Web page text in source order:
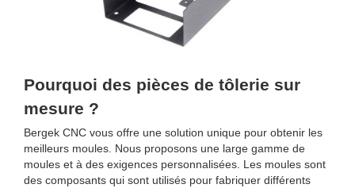
Pourquoi des pièces de tôlerie sur
mesure ?
Bergek CNC vous offre une solution unique pour obtenir les
meilleurs moules. Nous proposons une large gamme de
moules et à des exigences personnalisées. Les moules sont
des composants qui sont utilisés pour fabriquer différents